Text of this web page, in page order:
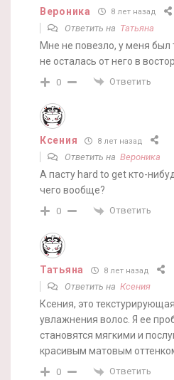
Вероника 8 лет назад
Ответить на Татьяна
Мне не повезло, у меня был
не осталась от него в
0 Ответить
Ксения 8 лет назад
Ответить на Вероника
А пасту hard to get кто-
чего вообще?
0 Ответить
Татьяна 8 лет назад
Ответить на Ксения
Ксения, это
увлажнения волос. Я ее
становятся мягкими и
красивым матовым
0 Ответить